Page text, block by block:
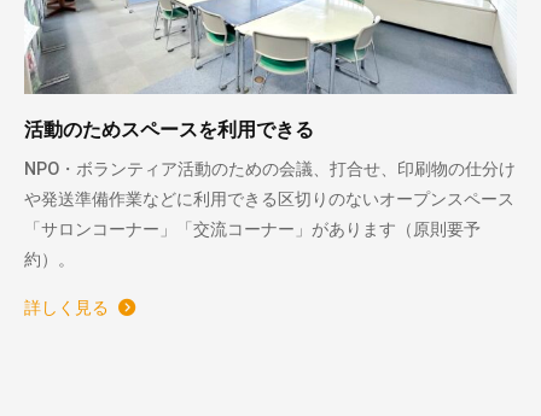
活動のためスペースを利用できる
NPO・ボランティア活動のための会議、打合せ、印刷物の仕分け
や発送準備作業などに利用できる区切りのないオープンスペース
「サロンコーナー」「交流コーナー」があります（原則要予
約）。
詳しく見る